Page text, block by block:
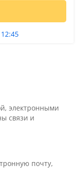
электронными
связи и
почту,